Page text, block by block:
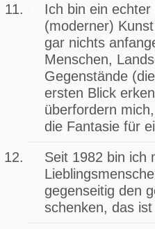
Ich bin ein
(moderner)
gar nichts
Menschen,
Gegenstände
ersten Blick
überfordern
die Fantasie für
Seit 1982 bin ich
gegenseitig den
schenken, das